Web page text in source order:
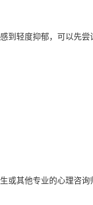
到轻度抑郁，可以先尝
或其他专业的心理咨询